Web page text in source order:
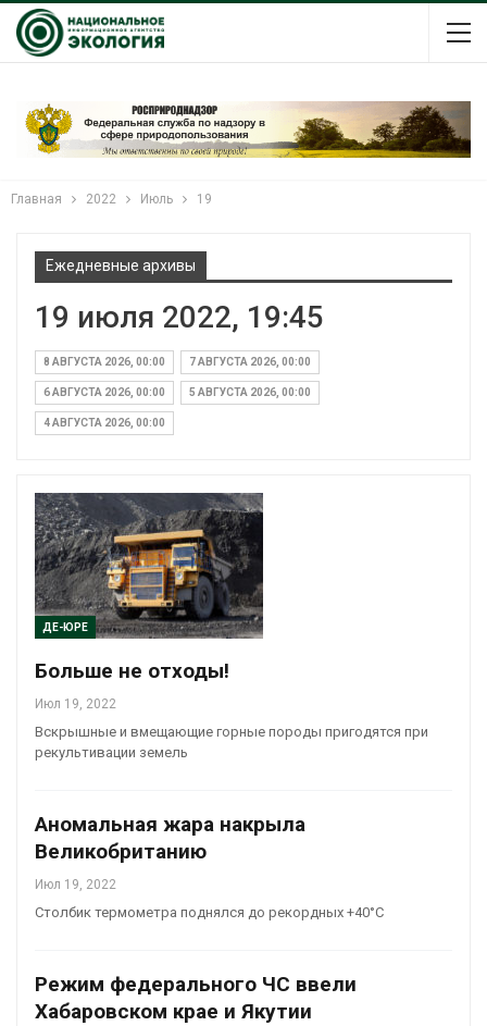
Главная 2022 Июль 19
Ежедневные архивы
19 июля 2022, 19:45
8 АВГУСТА 2026, 00:00 7 АВГУСТА 2026, 00:00
6 АВГУСТА 2026, 00:00 5 АВГУСТА 2026, 00:00
4 АВГУСТА 2026, 00:00
ДЕ-ЮРЕ
Больше не отходы!
Июл 19, 2022
Вскрышные и вмещающие горные породы пригодятся при
рекультивации земель
Аномальная жара накрыла
Великобританию
Июл 19, 2022
Столбик термометра поднялся до рекордных +40°C
Режим федерального ЧС ввели
Хабаровском крае и Якутии